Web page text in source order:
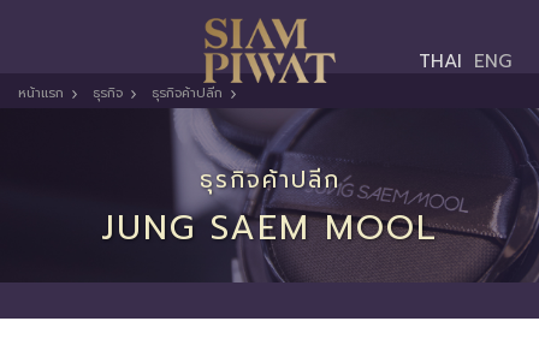
THAI ENG
หน้าแรก ธุรกิจ ธุรกิจค้าปลีก
ธุรกิจค้าปลีก
JUNG SAEM MOOL